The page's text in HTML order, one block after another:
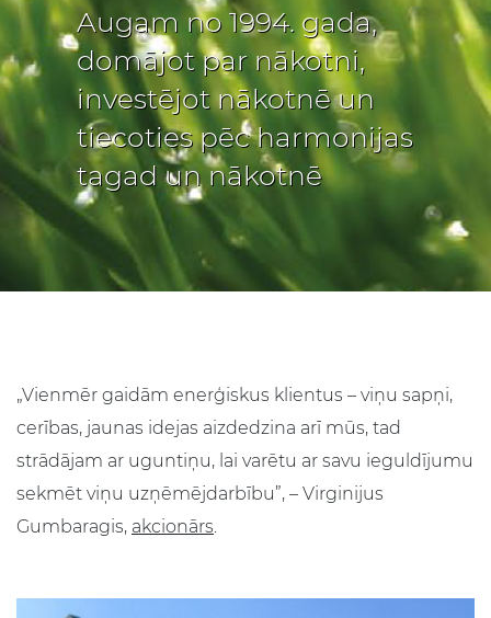
Augam no 1994. gada,
domājot par nākotni,
investējot nākotnē un
tiecoties pēc harmonijas
tagad un nākotnē
„Vienmēr gaidām enerģiskus klientus – viņu sapņi,
cerības, jaunas idejas aizdedzina arī mūs, tad
strādājam ar uguntiņu, lai varētu ar savu ieguldījumu
sekmēt viņu uzņēmējdarbību”, – Virginijus
Gumbaragis, akcionārs